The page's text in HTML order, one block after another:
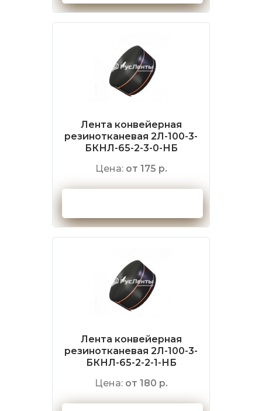
Лента конвейерная
резинотканевая 2Л-100-3-
БКНЛ-65-2-3-0-НБ
Цена: от 175 р.
Лента конвейерная
резинотканевая 2Л-100-3-
БКНЛ-65-2-2-1-НБ
Цена: от 180 р.